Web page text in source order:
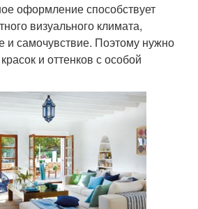
оформление способствует
визуального климата,
и самочувствие. Поэтому нужно
и оттенков с особой